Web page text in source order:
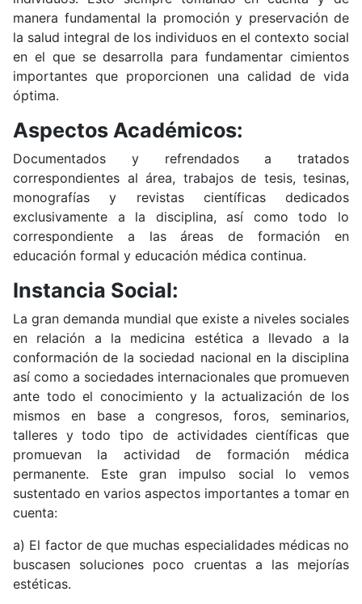
manera fundamental la promoción y preservación de
la salud integral de los individuos en el contexto social
en el que se desarrolla para fundamentar cimientos
importantes que proporcionen una calidad de vida
óptima.
Aspectos Académicos:
Documentados y refrendados a tratados
correspondientes al área, trabajos de tesis, tesinas,
monografías y revistas científicas dedicados
exclusivamente a la disciplina, así como todo lo
correspondiente a las áreas de formación en
educación formal y educación médica continua.
Instancia Social:
La gran demanda mundial que existe a niveles sociales
en relación a la medicina estética a llevado a la
conformación de la sociedad nacional en la disciplina
así como a sociedades internacionales que promueven
ante todo el conocimiento y la actualización de los
mismos en base a congresos, foros, seminarios,
talleres y todo tipo de actividades científicas que
promuevan la actividad de formación médica
permanente. Este gran impulso social lo vemos
sustentado en varios aspectos importantes a tomar en
cuenta:
a) El factor de que muchas especialidades médicas no
buscasen soluciones poco cruentas a las mejorías
estéticas.